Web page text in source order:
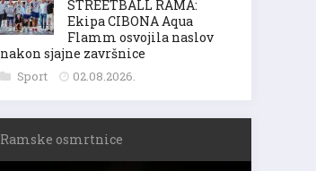
STREETBALL RAMA:
Ekipa CIBONA Aqua
Flamm osvojila naslov
nakon sjajne završnice
Sport 02.08.2026.
Ramske osmrtnice